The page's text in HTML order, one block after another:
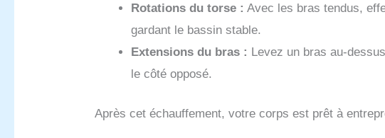
Rotations du torse : Avec les bras tendus,
gardant le bassin stable.
Extensions du bras : Levez un bras au-
le côté opposé.
Après cet échauffement, votre corps est prêt à